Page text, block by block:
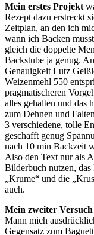
Mein erstes Projekt
Rezept dazu erstreckt
Zeitplan, an den ich
wann ich Backen
gleich die doppelte
Backstube ja genug.
Genauigkeit Lutz
Weizenmehl 550
pragmatischeren
alles gehalten und das
zum Dehnen und
3 verschiedene, tolle
geschafft genug
nach 10 min Backzeit
Also den Text nur als
Bilderbuch nutzen,
„Krume“ und die
auch.
Mein zweiter Versuch
Mann mich
Gegensatz zum